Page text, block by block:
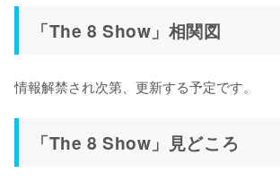
「The 8 Show」相関図
情報解禁され次第、更新する予定です。
「The 8 Show」見どころ